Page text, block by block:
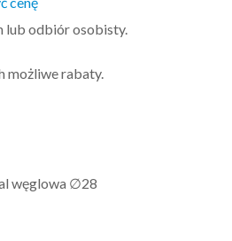
lub odbiór osobisty.
możliwe rabaty.
węglowa ∅28